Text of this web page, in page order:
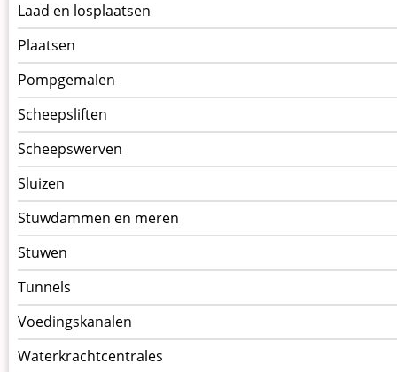
Laad en losplaatsen
Plaatsen
Pompgemalen
Scheepsliften
Scheepswerven
Sluizen
Stuwdammen en meren
Stuwen
Tunnels
Voedingskanalen
Waterkrachtcentrales